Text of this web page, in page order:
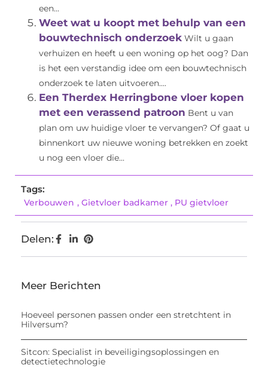
een...
Weet wat u koopt met behulp van een
bouwtechnisch onderzoek Wilt u gaan
verhuizen en heeft u een woning op het oog? Dan
is het een verstandig idee om een bouwtechnisch
onderzoek te laten uitvoeren....
Een Therdex Herringbone vloer kopen
met een verassend patroon Bent u van
plan om uw huidige vloer te vervangen? Of gaat u
binnenkort uw nieuwe woning betrekken en zoekt
u nog een vloer die...
Tags:
Verbouwen , Gietvloer badkamer , PU gietvloer
Delen:
Meer Berichten
Hoeveel personen passen onder een stretchtent in
Hilversum?
Sitcon: Specialist in beveiligingsoplossingen en
detectietechnologie